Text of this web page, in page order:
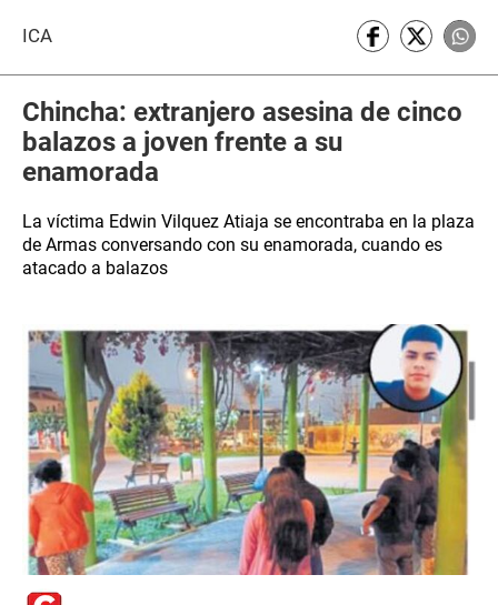
ICA
Chincha: extranjero asesina de cinco
balazos a joven frente a su
enamorada
La víctima Edwin Vilquez Atiaja se encontraba en la plaza
de Armas conversando con su enamorada, cuando es
atacado a balazos